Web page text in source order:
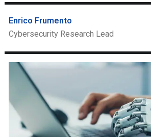
Enrico Frumento
Cybersecurity Research Lead